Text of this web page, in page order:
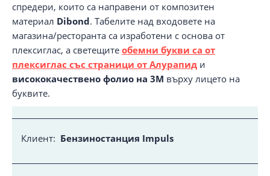
спредери, които са направени от композитен
материал Dibond. Табелите над входовете на
магазина/ресторанта са изработени с основа от
плексиглас, а светещите обемни букви са от
плексиглас със страници от Алурапид и
висококачествено фолио на 3M върху лицето на
буквите.
Клиент: Бензиностанция Impuls